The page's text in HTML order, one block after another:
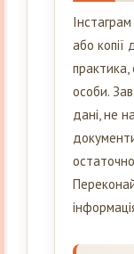
або копії
практика,
особи.
дані, не